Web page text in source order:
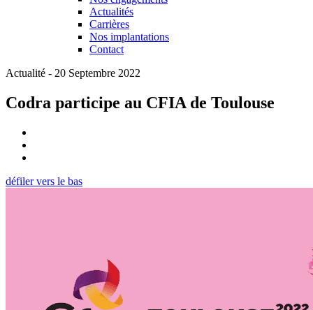
Actualités
Carrières
Nos implantations
Contact
Actualité - 20 Septembre 2022
Codra participe au CFIA de Toulouse
défiler vers le bas